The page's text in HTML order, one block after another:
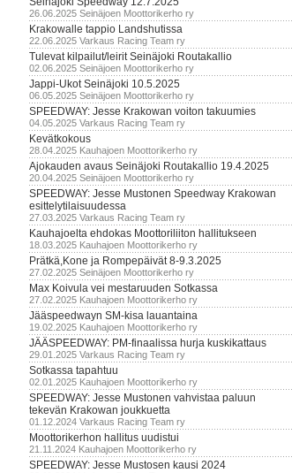
26.06.2025 Seinäjoen Moottorikerho ry
Krakowalle tappio Landshutissa
22.06.2025 Varkaus Racing Team ry
Tulevat kilpailut/leirit Seinäjoki Routakallio
02.06.2025 Seinäjoen Moottorikerho ry
Jappi-Ukot Seinäjoki 10.5.2025
06.05.2025 Seinäjoen Moottorikerho ry
SPEEDWAY: Jesse Krakowan voiton takuumies
04.05.2025 Varkaus Racing Team ry
Kevätkokous
28.04.2025 Kauhajoen Moottorikerho ry
Ajokauden avaus Seinäjoki Routakallio 19.4.2025
20.04.2025 Seinäjoen Moottorikerho ry
SPEEDWAY: Jesse Mustonen Speedway Krakowan
esittelytilaisuudessa
27.03.2025 Varkaus Racing Team ry
Kauhajoelta ehdokas Moottoriliiton hallitukseen
18.03.2025 Kauhajoen Moottorikerho ry
Prätkä,Kone ja Rompepäivät 8-9.3.2025
27.02.2025 Seinäjoen Moottorikerho ry
Max Koivula vei mestaruuden Sotkassa
27.02.2025 Kauhajoen Moottorikerho ry
Jääspeedwayn SM-kisa lauantaina
19.02.2025 Kauhajoen Moottorikerho ry
JÄÄSPEEDWAY: PM-finaalissa hurja kuskikattaus
29.01.2025 Varkaus Racing Team ry
Sotkassa tapahtuu
02.01.2025 Kauhajoen Moottorikerho ry
SPEEDWAY: Jesse Mustonen vahvistaa paluun
tekevän Krakowan joukkuetta
01.12.2024 Varkaus Racing Team ry
Moottorikerhon hallitus uudistui
21.11.2024 Kauhajoen Moottorikerho ry
SPEEDWAY: Jesse Mustosen kausi 2024